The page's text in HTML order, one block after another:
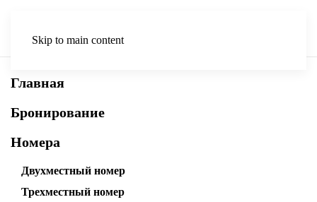
Skip to main content
Главная
Бронирование
Номера
Двухместный номер
Трехместный номер